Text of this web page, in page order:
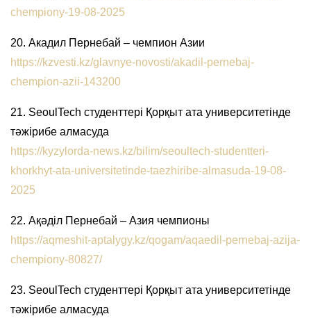
chempiony-19-08-2025
20. Акадил Пернебай – чемпион Азии
https://kzvesti.kz/glavnye-novosti/akadil-pernebaj-
chempion-azii-143200
21. SeoulTech студенттері Қорқыт ата университетінде
тәжірибе алмасуда
https://kyzylorda-news.kz/bilim/seoultech-studentteri-
khorkhyt-ata-universitetinde-taezhiribe-almasuda-19-08-
2025
22. Ақәділ Пернебай – Азия чемпионы
https://aqmeshit-aptalygy.kz/qogam/aqaedil-pernebaj-azija-
chempiony-80827/
23. SeoulTech студенттері Қорқыт ата университетінде
тәжірибе алмасуда